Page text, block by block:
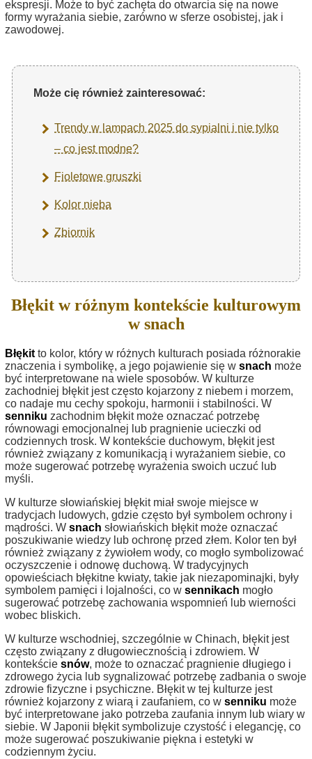
ekspresji. Może to być zachęta do otwarcia się na nowe
formy wyrażania siebie, zarówno w sferze osobistej, jak i
zawodowej.
Może cię również zainteresować:
Trendy w lampach 2025 do sypialni i nie tylko
– co jest modne?
Fioletowe gruszki
Kolor nieba
Zbiornik
Błękit w różnym kontekście kulturowym
w snach
Błękit to kolor, który w różnych kulturach posiada różnorakie
znaczenia i symbolikę, a jego pojawienie się w snach może
być interpretowane na wiele sposobów. W kulturze
zachodniej błękit jest często kojarzony z niebem i morzem,
co nadaje mu cechy spokoju, harmonii i stabilności. W
senniku zachodnim błękit może oznaczać potrzebę
równowagi emocjonalnej lub pragnienie ucieczki od
codziennych trosk. W kontekście duchowym, błękit jest
również związany z komunikacją i wyrażaniem siebie, co
może sugerować potrzebę wyrażenia swoich uczuć lub
myśli.
W kulturze słowiańskiej błękit miał swoje miejsce w
tradycjach ludowych, gdzie często był symbolem ochrony i
mądrości. W snach słowiańskich błękit może oznaczać
poszukiwanie wiedzy lub ochronę przed złem. Kolor ten był
również związany z żywiołem wody, co mogło symbolizować
oczyszczenie i odnowę duchową. W tradycyjnych
opowieściach błękitne kwiaty, takie jak niezapominajki, były
symbolem pamięci i lojalności, co w sennikach mogło
sugerować potrzebę zachowania wspomnień lub wierności
wobec bliskich.
W kulturze wschodniej, szczególnie w Chinach, błękit jest
często związany z długowiecznością i zdrowiem. W
kontekście snów, może to oznaczać pragnienie długiego i
zdrowego życia lub sygnalizować potrzebę zadbania o swoje
zdrowie fizyczne i psychiczne. Błękit w tej kulturze jest
również kojarzony z wiarą i zaufaniem, co w senniku może
być interpretowane jako potrzeba zaufania innym lub wiary w
siebie. W Japonii błękit symbolizuje czystość i elegancję, co
może sugerować poszukiwanie piękna i estetyki w
codziennym życiu.